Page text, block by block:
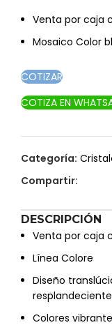
Venta por caja
Mosaico Color
COTIZAR
COTIZA EN
Categoría:
Compartir:
DESCRIPCIÓN
Venta por caja
Línea Colore
Diseño
Colores